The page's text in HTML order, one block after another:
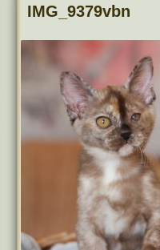
IMG_9379vbn